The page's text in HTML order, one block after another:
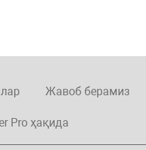
Жавоб берамиз
Pro ҳақида